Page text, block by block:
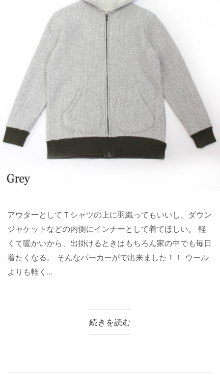
アウターとしてＴシャツの上に羽織ってもいいし、ダウン
ジャケットなどの内側にインナーとして着てほしい。 軽
くて暖かいから、出掛けるときはもちろん家の中でも毎日
着たくなる。 そんなパーカーがで出来ました！！ ウール
よりも軽く...
続きを読む